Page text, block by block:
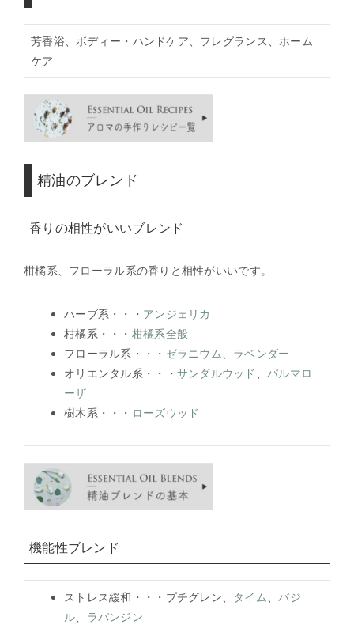
芳香浴、ボディー・ハンドケア、フレグランス、ホーム
ケア
精油のブレンド
香りの相性がいいブレンド
柑橘系、フローラル系の香りと相性がいいです。
ハーブ系・・・ アンジェリカ
柑橘系・・・ 柑橘系全般
フローラル系・・・ ゼラニウム
ラベンダー
オリエンタル系・・・ サンダルウッド
パルマロ
ーザ
樹木系・・・ ローズウッド
機能性ブレンド
ストレス緩和・・・プチグレン、 タイム 、バジ
ル
ラバンジン